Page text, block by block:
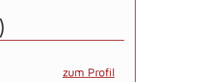
zum Profil